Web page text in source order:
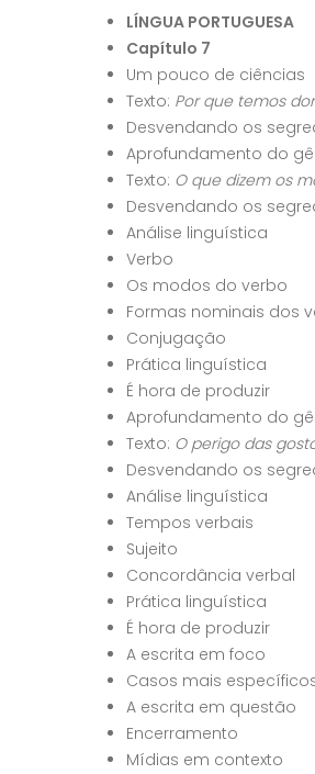
LÍNGUA PORTUGUESA
Capítulo 7
Um pouco de ciências
Texto: Por que temos
Desvendando os
Aprofundamento do
Texto: O que dizem os
Desvendando os
Análise linguística
Verbo
Os modos do verbo
Formas nominais dos
Conjugação
Prática linguística
É hora de produzir
Aprofundamento do
Texto: O perigo das
Desvendando os
Análise linguística
Tempos verbais
Sujeito
Concordância verbal
Prática linguística
É hora de produzir
A escrita em foco
Casos mais
A escrita em questão
Encerramento
Mídias em contexto